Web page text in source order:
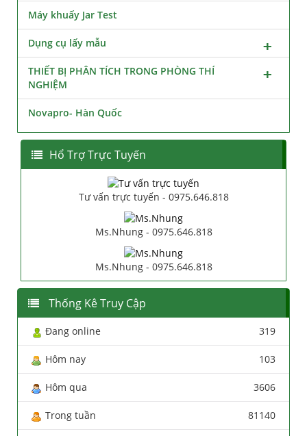
Máy khuấy Jar Test
Dụng cụ lấy mẫu
THIẾT BỊ PHÂN TÍCH TRONG PHÒNG THÍ
NGHIỆM
Novapro- Hàn Quốc
Hổ Trợ Trực Tuyến
Tư vấn trực tuyến - 0975.646.818
Ms.Nhung - 0975.646.818
Ms.Nhung - 0975.646.818
Thống Kê Truy Cập
Đang online 319
Hôm nay 103
Hôm qua 3606
Trong tuần 81140